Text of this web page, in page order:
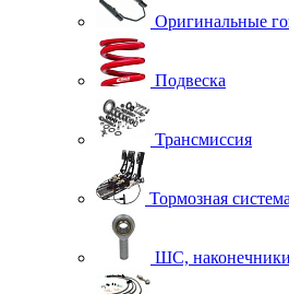
Оригинальные
Подвеска
Трансмиссия
Тормозная система
ШС,